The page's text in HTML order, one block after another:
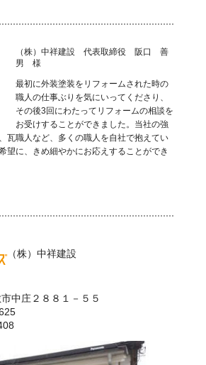
（株）中祥建設 代表取締役 阪口 善
男 様
最初に外装塗装をリフォームされた時の
職人の仕事ぶりを気にいってくださり、
その後3回にわたってリフォームの相談を
お受けすることができました。当社の強
瓦職人など、多くの職人を自社で抱えてい
望に、きめ細やかにお応えすることができ
（株）中祥建設
中庄２８８１－５５